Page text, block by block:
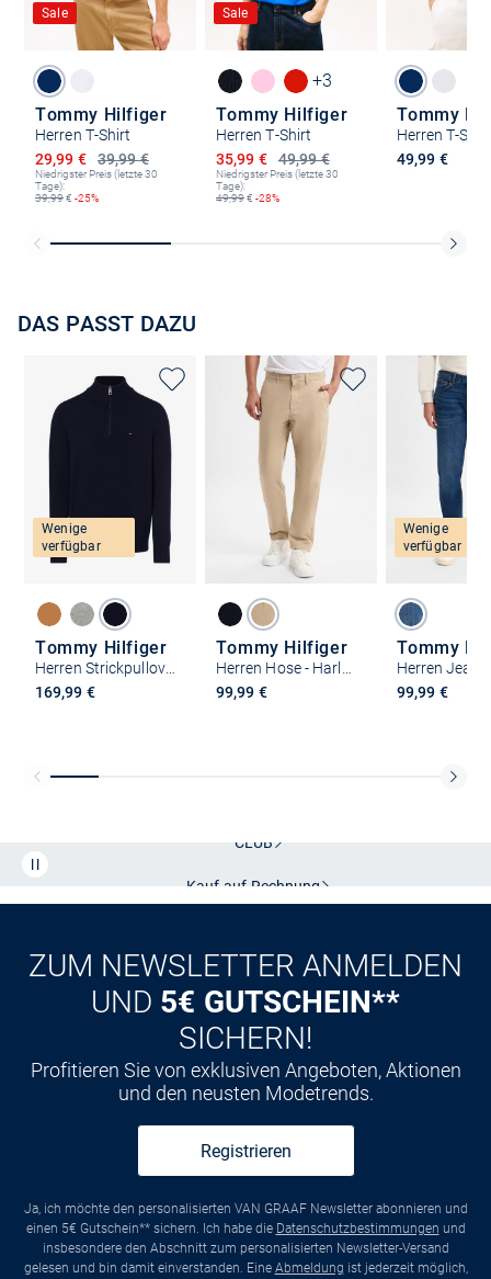
Sale
Tommy Hilfiger
Herren T-Shirt
39,99 €
Ermäßigter Preis
29,99 €
Niedrigster Preis (letzte 30
Tage):
39,99€ -25%
Sale
+3
Tommy Hilfiger
Herren T-Shirt
49,99 €
Ermäßigter Preis
35,99 €
Niedrigster Preis (letzte 30
Tage):
49,99€ -28%
Tommy
Herren T-Shirt
49,99 €
DAS PASST DAZU
Wenige
verfügbar
Tommy Hilfiger
Herren Strickpullover
169,99 €
Tommy Hilfiger
Herren Hose - Harlem
99,99 €
Wenige
verfügbar
Tommy
Herren Jeans
99,99 €
CLUB
Kauf aufRechnung
ZUM NEWSLETTER ANMELDEN
UND 5€ GUTSCHEIN**
SICHERN!
Profitieren Sie von exklusiven Angeboten, Aktionen
und den neusten Modetrends.
Registrieren
Ja, ich möchte den personalisierten VAN GRAAF Newsletter abonnieren und
einen 5€ Gutschein** sichern. Ich habe die Datenschutzbestimmungen und
insbesondere den Abschnitt zum personalisierten Newsletter-Versand
gelesen und bin damit einverstanden. Eine Abmeldung ist jederzeit möglich,